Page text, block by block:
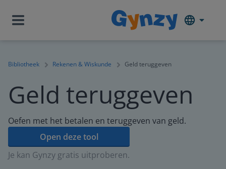
Bibliotheek Rekenen & Wiskunde Geld teruggeven
Geld teruggeven
Oefen met het betalen en teruggeven van geld.
Open deze tool
Je kan Gynzy gratis uitproberen.